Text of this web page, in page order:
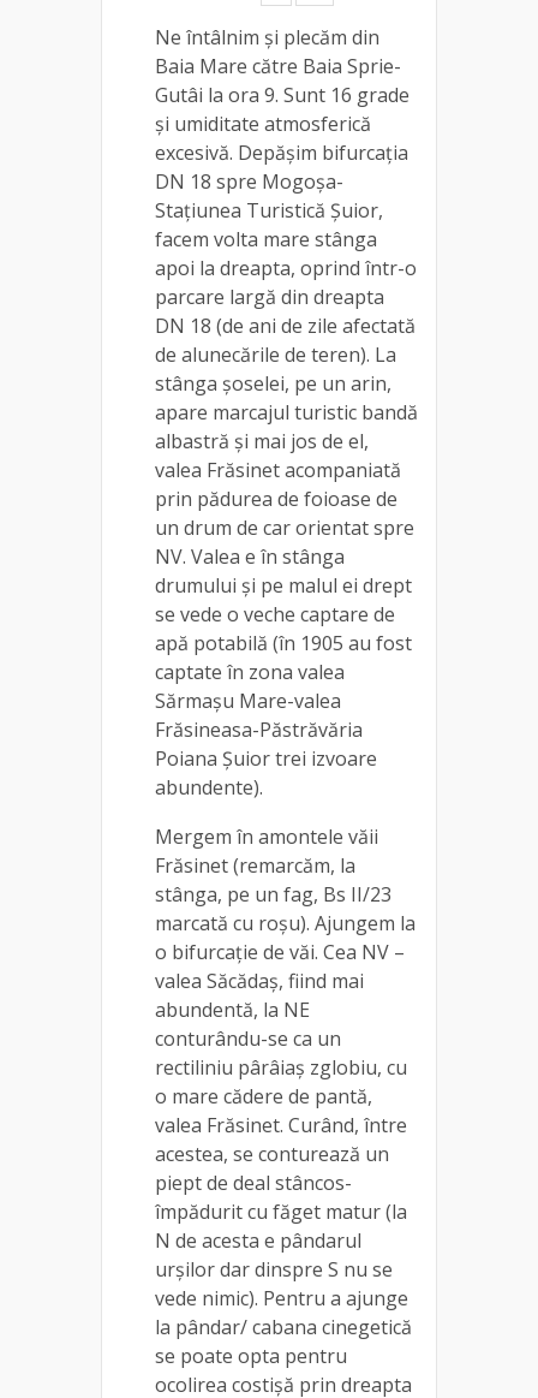
Ne întâlnim și plecăm din
Baia Mare către Baia Sprie-
Gutâi la ora 9. Sunt 16 grade
și umiditate atmosferică
excesivă. Depășim bifurcația
DN 18 spre Mogoșa-
Stațiunea Turistică Șuior,
facem volta mare stânga
apoi la dreapta, oprind într-o
parcare largă din dreapta
DN 18 (de ani de zile afectată
de alunecările de teren). La
stânga șoselei, pe un arin,
apare marcajul turistic bandă
albastră și mai jos de el,
valea Frăsinet acompaniată
prin pădurea de foioase de
un drum de car orientat spre
NV. Valea e în stânga
drumului și pe malul ei drept
se vede o veche captare de
apă potabilă (în 1905 au fost
captate în zona valea
Sărmașu Mare-valea
Frăsineasa-Păstrăvăria
Poiana Șuior trei izvoare
abundente).
Mergem în amontele văii
Frăsinet (remarcăm, la
stânga, pe un fag, Bs II/23
marcată cu roșu). Ajungem la
o bifurcație de văi. Cea NV –
valea Săcădaș, fiind mai
abundentă, la NE
conturându-se ca un
rectiliniu pârâiaș zglobiu, cu
o mare cădere de pantă,
valea Frăsinet. Curând, între
acestea, se conturează un
piept de deal stâncos-
împădurit cu făget matur (la
N de acesta e pândarul
urșilor dar dinspre S nu se
vede nimic). Pentru a ajunge
la pândar/ cabana cinegetică
se poate opta pentru
ocolirea costișă prin dreapta